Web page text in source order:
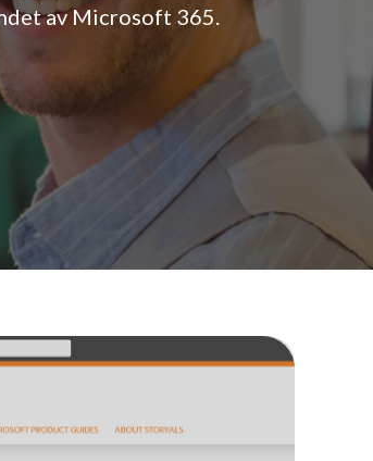
av Microsoft 365.